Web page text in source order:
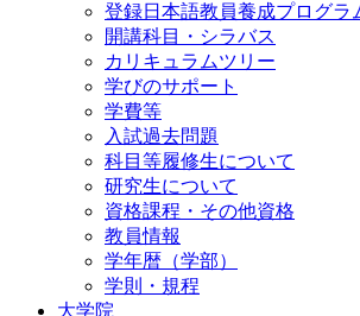
登録日本語教員養成プログラ
開講科目・シラバス
カリキュラムツリー
学びのサポート
学費等
入試過去問題
科目等履修生について
研究生について
資格課程・その他資格
教員情報
学年暦（学部）
学則・規程
大学院